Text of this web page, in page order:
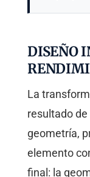
DISEÑO
La
resultado
geometría,
elemento
final: la